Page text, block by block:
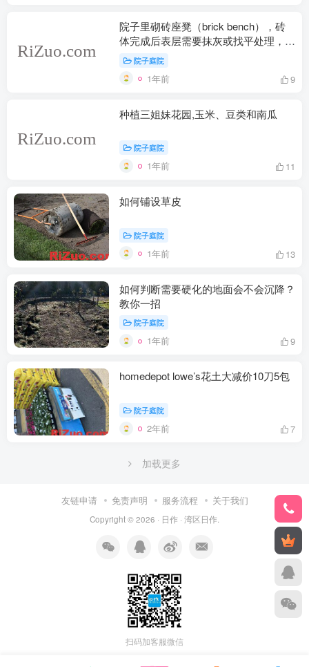
院子里砌砖座凳（brick bench），砖
体完成后表层需要抹灰或找平处理，用
什么水泥？
院子庭院
1年前 9
种植三姐妹花园,玉米、豆类和南瓜
院子庭院
1年前 11
如何铺设草皮
院子庭院
1年前 13
如何判断需要硬化的地面会不会沉降？
教你一招
院子庭院
1年前 9
homedepot lowe’s花土大减价10刀5包
院子庭院
2年前 7
加载更多
友链申请 免责声明 服务流程 关于我们
Copyright © 2026 · 日作 · 湾区日作
扫码加客服微信